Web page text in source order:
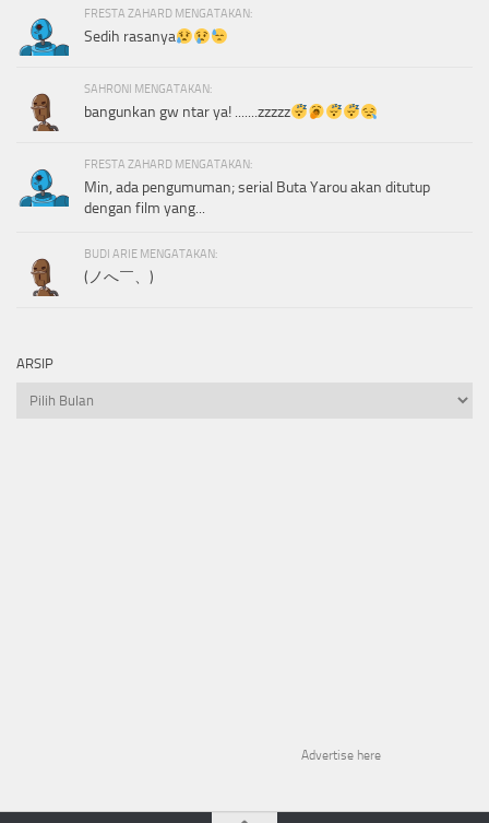
FRESTA ZAHARD MENGATAKAN:
Sedih rasanya
SAHRONI MENGATAKAN:
bangunkan gw ntar ya! .......zzzzz
FRESTA ZAHARD MENGATAKAN:
Min, ada pengumuman; serial Buta Yarou akan ditutup
dengan film yang...
BUDI ARIE MENGATAKAN:
(ノへ￣、)
ARSIP
Arsip
Advertise here